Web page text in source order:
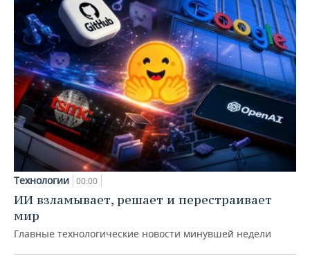
Технологии 00:00
ИИ взламывает, решает и перестраивает
мир
Главные технологические новости минувшей недели